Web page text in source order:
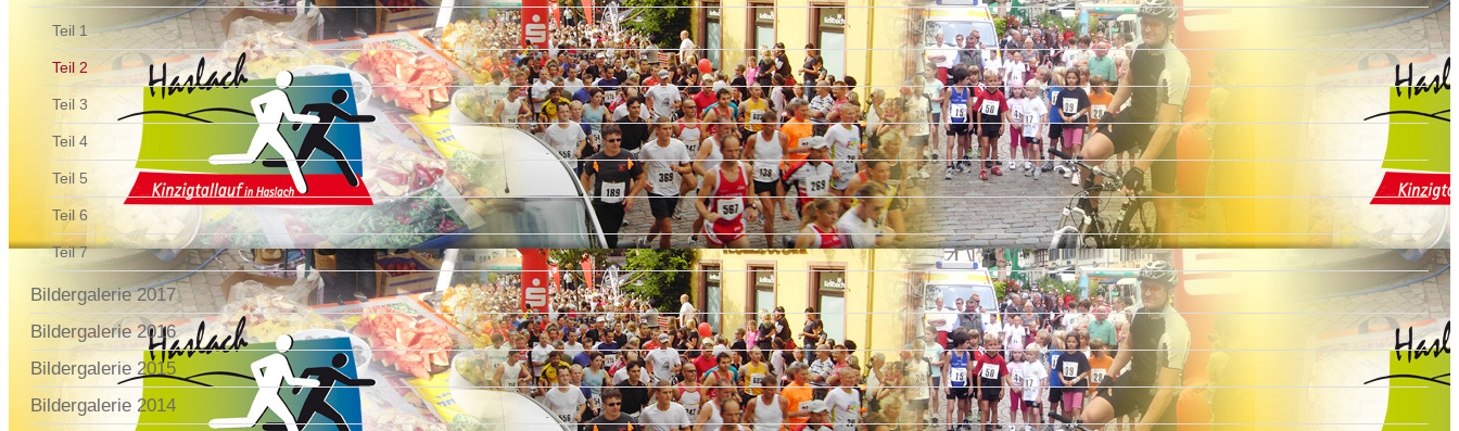
Teil 1
Teil 2
Teil 3
Teil 4
Teil 5
Teil 6
Teil 7
Bildergalerie 2017
Bildergalerie 2016
Bildergalerie 2015
Bildergalerie 2014